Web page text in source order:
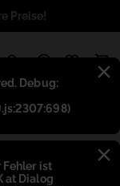
Debug:
Fehler ist
at Dialog
Preise!